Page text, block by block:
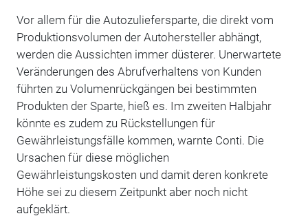
Vor allem für die Autozuliefersparte, die direkt vom
Produktionsvolumen der Autohersteller abhängt,
werden die Aussichten immer düsterer. Unerwartete
Veränderungen des Abrufverhaltens von Kunden
führten zu Volumenrückgängen bei bestimmten
Produkten der Sparte, hieß es. Im zweiten Halbjahr
könnte es zudem zu Rückstellungen für
Gewährleistungsfälle kommen, warnte Conti. Die
Ursachen für diese möglichen
Gewährleistungskosten und damit deren konkrete
Höhe sei zu diesem Zeitpunkt aber noch nicht
aufgeklärt.